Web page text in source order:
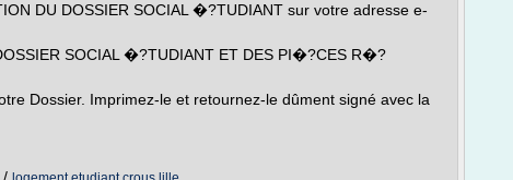
DU DOSSIER SOCIAL �?TUDIANT sur votre adresse e-
SOCIAL �?TUDIANT ET DES PI�?CES R�?
Dossier. Imprimez-le et retournez-le dûment signé avec la